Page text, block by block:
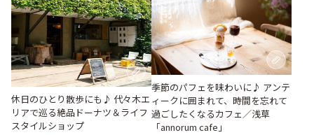
休日のひとり散歩にも♪ 代々木エ
リアで巡る絶品ドーナツ＆ライフ
スタイルショップ
季節のパフェを味わいに♪ アンテ
ィークに囲まれて、時間を忘れて
過ごしたくなるカフェ／浅草
「annorum cafe」